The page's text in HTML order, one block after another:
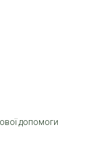
допомоги